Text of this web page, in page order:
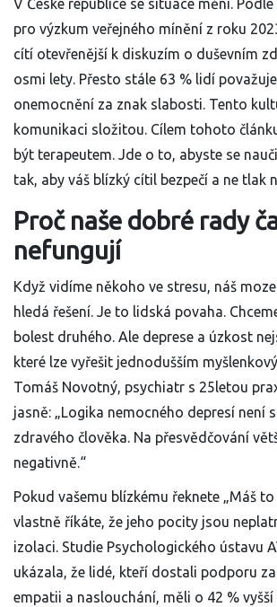
V České republice se situace mění.
pro výzkum veřejného mínění z roku
cítí otevřenější k diskuzím o duševním
osmi lety. Přesto stále 63 % lidí
onemocnění za znak slabosti. Tento
komunikaci složitou. Cílem tohoto
být terapeutem. Jde o to, abyste se
tak, aby váš blízký cítil bezpečí a ne tlak
Proč naše dobré rady
nefungují
Když vidíme někoho ve stresu, náš
hledá řešení. Je to lidská povaha.
bolest druhého. Ale deprese a úzkost
které lze vyřešit jednodušším
Tomáš Novotný, psychiatr s 25letou
jasně: „Logika nemocného depresí není
zdravého člověka. Na přesvědčování
negativně.“
Pokud vašemu blízkému řeknete „Máš
vlastně říkáte, že jeho pocity jsou
izolaci. Studie Psychologického ústavu
ukázala, že lidé, kteří dostali podporu
empatii a naslouchání, měli o 42 %